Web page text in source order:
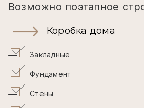
Возможно поэтапное
Коробка дома
Закладные
Фундамент
Стены